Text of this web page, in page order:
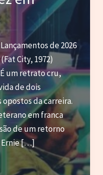
de 2026
City, 1972)
um retrato cru,
de dois
da carreira.
em franca
de um retorno
Ernie […]